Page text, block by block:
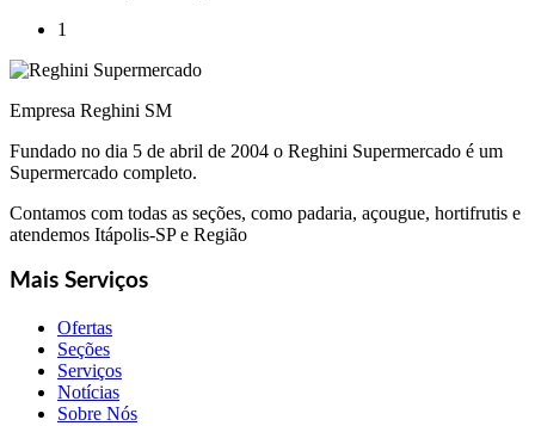
1
Empresa Reghini SM
Fundado no dia 5 de abril de 2004 o Reghini Supermercado é um
Supermercado completo.
Contamos com todas as seções, como padaria, açougue, hortifrutis e
atendemos Itápolis-SP e Região
Mais Serviços
Ofertas
Seções
Serviços
Notícias
Sobre Nós